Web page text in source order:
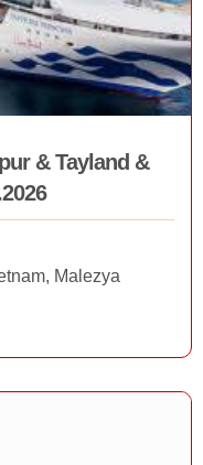
& Tayland &
Malezya